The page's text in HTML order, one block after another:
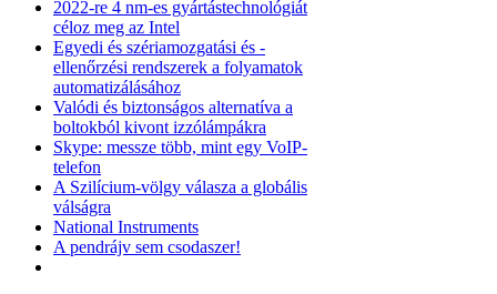
2022-re 4 nm-es gyártástechnológiát
céloz meg az Intel
Egyedi és szériamozgatási és -
ellenőrzési rendszerek a folyamatok
automatizálásához
Valódi és biztonságos alternatíva a
boltokból kivont izzólámpákra
Skype: messze több, mint egy VoIP-
telefon
A Szilícium-völgy válasza a globális
válságra
National Instruments
A pendrájv sem csodaszer!